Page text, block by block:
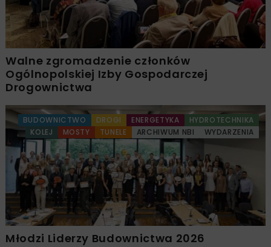
Walne zgromadzenie członków
Ogólnopolskiej Izby Gospodarczej
Drogownictwa
BUDOWNICTWO DROGI ENERGETYKA
HYDROTECHNIKA
KOLEJ
MOSTY TUNELE ARCHIWUM NBI WYDARZENIA
Młodzi Liderzy Budownictwa 2026